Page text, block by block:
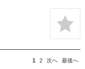
1 2 次へ 最後へ